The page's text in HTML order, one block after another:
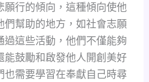
願行的傾向，這種傾向使他
們幫助的地方，如社會志願
過這些活動，他們不僅能夠
能鼓勵和啟發他人開創美好
也需要學習在奉獻自己時尋